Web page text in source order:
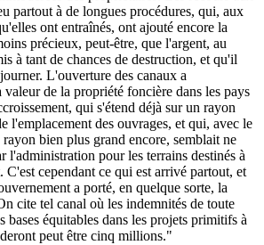
partout à de longues procédures, qui, aux
ont entraînés, ont ajouté encore la
précieux, peut-être, que l'argent, au
à tant de chances de destruction, et qu'il
L'ouverture des canaux a
de la propriété foncière dans les pays
qui s'étend déjà sur un rayon
l'emplacement des ouvrages, et qui, avec le
rayon bien plus grand encore, semblait ne
l'administration pour les terrains destinés à
C'est cependant ce qui est arrivé partout, et
a porté, en quelque sorte, la
cite tel canal où les indemnités de toute
bases équitables dans les projets primitifs à
peut être cinq millions."